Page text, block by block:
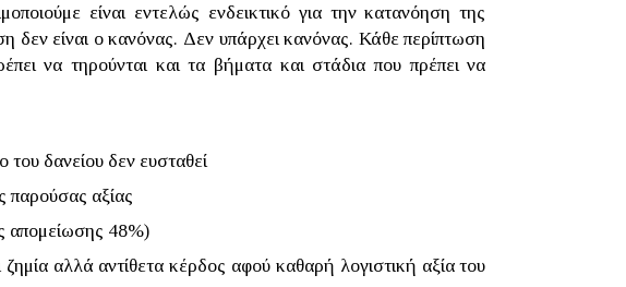
είναι εντελώς ενδεικτικό για την κατανόηση της
δεν είναι ο κανόνας. Δεν υπάρχει κανόνας. Κάθε περίπτωση
να τηρούνται και τα βήματα και στάδια που πρέπει να
δανείου δεν ευσταθεί
παρούσας αξίας
απομείωσης 48%)
αλλά αντίθετα κέρδος αφού καθαρή λογιστική αξία του